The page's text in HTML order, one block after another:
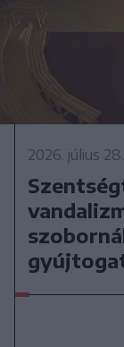
2026. július